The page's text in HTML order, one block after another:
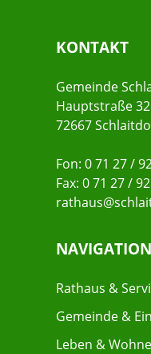
KONTAKT
Gemeinde
Hauptstraße 32
72667
Fon: 0 71 27 /
Fax: 0 71 27 /
NAVIGATION
Rathaus &
Gemeinde &
Leben &